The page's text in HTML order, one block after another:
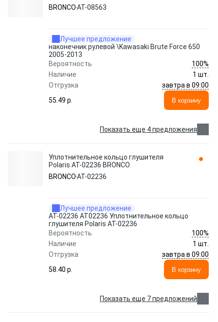
BRONCOAT-08563
Лучшее предложение
наконечник рулевой \Kawasaki Brute Force 650
2005-2013
Вероятность
100%
Наличие
1 шт.
Отгрузка
завтра в 09:00
55.49 p.
В корзину
Показать еще 4 предложения
Уплотнительное кольцо глушителя
Polaris AT-02236 BRONCO
BRONCOAT-02236
Лучшее предложение
AT-02236 AT02236 Уплотнительное кольцо
глушителя Polaris AT-02236
Вероятность
100%
Наличие
1 шт.
Отгрузка
завтра в 09:00
58.40 p.
В корзину
Показать еще 7 предложений